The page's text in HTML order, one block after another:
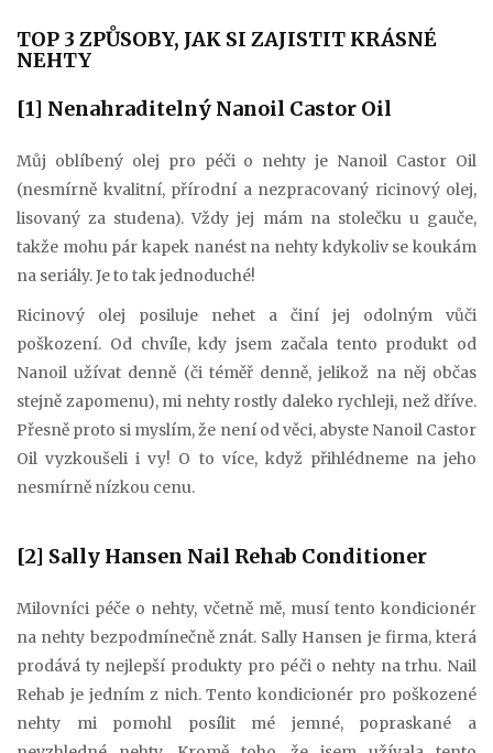
TOP 3 ZPŮSOBY, JAK SI ZAJISTIT KRÁSNÉ
NEHTY
[1] Nenahraditelný Nanoil Castor Oil
Můj oblíbený olej pro péči o nehty je Nanoil Castor Oil
(nesmírně kvalitní, přírodní a nezpracovaný ricinový olej,
lisovaný za studena). Vždy jej mám na stolečku u gauče,
takže mohu pár kapek nanést na nehty kdykoliv se koukám
na seriály. Je to tak jednoduché!
Ricinový olej posiluje nehet a činí jej odolným vůči
poškození. Od chvíle, kdy jsem začala tento produkt od
Nanoil užívat denně (či téměř denně, jelikož na něj občas
stejně zapomenu), mi nehty rostly daleko rychleji, než dříve.
Přesně proto si myslím, že není od věci, abyste Nanoil Castor
Oil vyzkoušeli i vy! O to více, když přihlédneme na jeho
nesmírně nízkou cenu.
[2] Sally Hansen Nail Rehab Conditioner
Milovníci péče o nehty, včetně mě, musí tento kondicionér
na nehty bezpodmínečně znát. Sally Hansen je firma, která
prodává ty nejlepší produkty pro péči o nehty na trhu. Nail
Rehab je jedním z nich. Tento kondicionér pro poškozené
nehty mi pomohl posílit mé jemné, popraskané a